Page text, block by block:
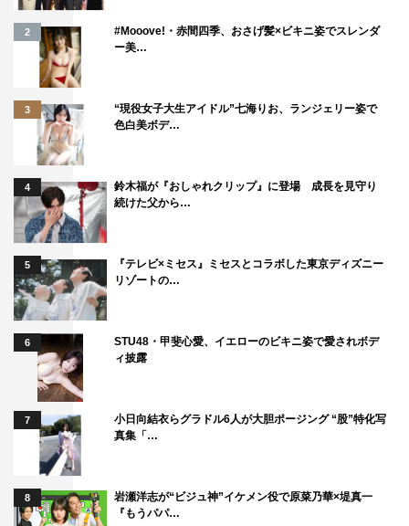
2
#Mooove!・赤間四季、おさげ髪×ビキニ姿でスレンダ
ー美…
3
“現役女子大生アイドル”七海りお、ランジェリー姿で
色白美ボデ…
4
鈴木福が『おしゃれクリップ』に登場 成長を見守り
続けた父から…
5
『テレビ×ミセス』ミセスとコラボした東京ディズニー
リゾートの…
6
STU48・甲斐心愛、イエローのビキニ姿で愛されボデ
ィ披露
7
小日向結衣らグラドル6人が大胆ポージング “股”特化写
真集「…
8
岩瀬洋志が“ビジュ神”イケメン役で原菜乃華×堤真一
『もうパパ…